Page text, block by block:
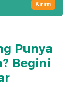
Kirim
Punya
Begini